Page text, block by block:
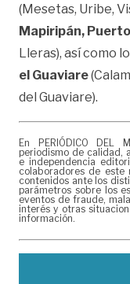
(Mesetas, Uribe,
Mapiripán,
Lleras), así como
el Guaviare
del Guaviare).
En PERIÓDICO DEL
periodismo de calidad,
e independencia
colaboradores de
contenidos ante los
parámetros sobre los
eventos de fraude,
interés y otras
información.